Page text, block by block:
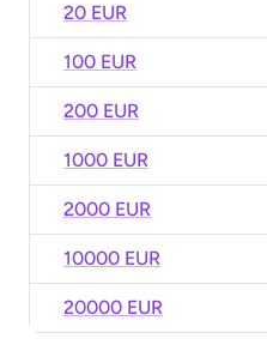
20 EUR
100 EUR
200 EUR
1000 EUR
2000 EUR
10000 EUR
20000 EUR